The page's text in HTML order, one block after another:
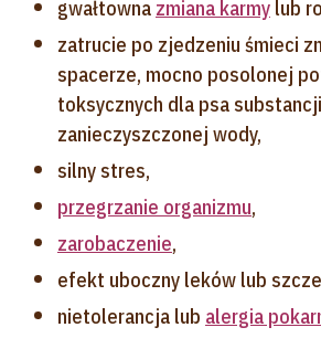
gwałtowna zmiana karmy lub
zatrucie po zjedzeniu śmieci
spacerze, mocno posolonej
toksycznych dla psa
zanieczyszczonej wody,
silny stres,
przegrzanie organizmu,
zarobaczenie,
efekt uboczny leków lub
nietolerancja lub alergia